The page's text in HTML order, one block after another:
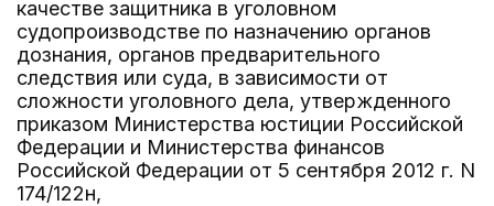
качестве защитника в уголовном
судопроизводстве по назначению органов
дознания, органов предварительного
следствия или суда, в зависимости от
сложности уголовного дела, утвержденного
приказом Министерства юстиции Российской
Федерации и Министерства финансов
Российской Федерации от 5 сентября 2012 г. N
174/122н,